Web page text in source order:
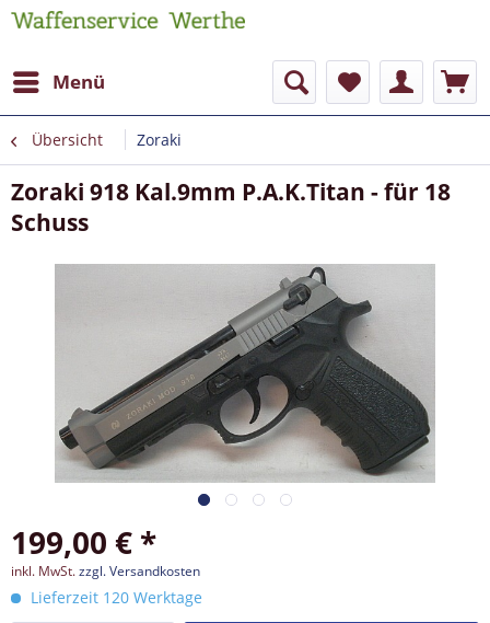
Menü
Übersicht Zoraki
Zoraki 918 Kal.9mm P.A.K.Titan - für 18
Schuss
199,00 € *
inkl. MwSt.zzgl. Versandkosten
Lieferzeit 120 Werktage